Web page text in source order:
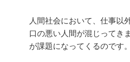
人間社会において、仕事以
口の悪い人間が混じってき
が課題になってくるのです。